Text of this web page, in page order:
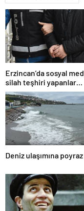
Erzincan’da sosyal
silah teşhiri yapanlar
yakalandı
Deniz ulaşımına